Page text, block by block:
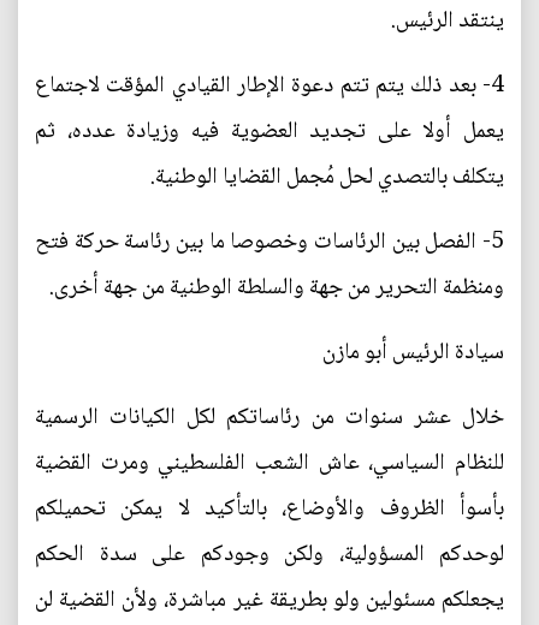
ينتقد الرئيس.
4- بعد ذلك يتم تتم دعوة الإطار القيادي المؤقت لاجتماع
يعمل أولا على تجديد العضوية فيه وزيادة عدده، ثم
يتكلف بالتصدي لحل مُجمل القضايا الوطنية.
5- الفصل بين الرئاسات وخصوصا ما بين رئاسة حركة فتح
ومنظمة التحرير من جهة والسلطة الوطنية من جهة أخرى.
سيادة الرئيس أبو مازن
خلال عشر سنوات من رئاساتكم لكل الكيانات الرسمية
للنظام السياسي، عاش الشعب الفلسطيني ومرت القضية
بأسوأ الظروف والأوضاع، بالتأكيد لا يمكن تحميلكم
لوحدكم المسؤولية، ولكن وجودكم على سدة الحكم
يجعلكم مسئولين ولو بطريقة غير مباشرة، ولأن القضية لن